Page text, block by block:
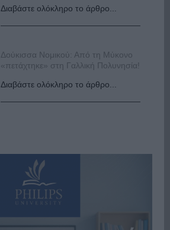
Διαβάστε ολόκληρο το άρθρο...
Δούκισσα Νομικού: Από τη Μύκονο
«πετάχτηκε» στη Γαλλική Πολυνησία!
Διαβάστε ολόκληρο το άρθρο...